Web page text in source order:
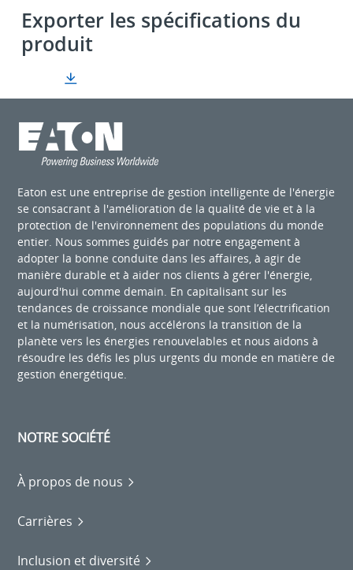
Exporter les spécifications du
produit
Eaton est une entreprise de gestion intelligente de l'énergie
se consacrant à l'amélioration de la qualité de vie et à la
protection de l'environnement des populations du monde
entier. Nous sommes guidés par notre engagement à
adopter la bonne conduite dans les affaires, à agir de
manière durable et à aider nos clients à gérer l'énergie,
aujourd'hui comme demain. En capitalisant sur les
tendances de croissance mondiale que sont l’électrification
et la numérisation, nous accélérons la transition de la
planète vers les énergies renouvelables et nous aidons à
résoudre les défis les plus urgents du monde en matière de
gestion énergétique.
NOTRE SOCIÉTÉ
À propos de nous
Carrières
Inclusion et diversité